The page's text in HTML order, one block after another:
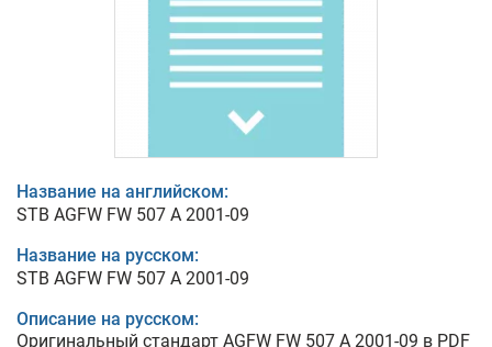
Название на английском:
STB AGFW FW 507 A 2001-09
Название на русском:
STB AGFW FW 507 A 2001-09
Описание на русском:
Оригинальный стандарт AGFW FW 507 A 2001-09 в PDF